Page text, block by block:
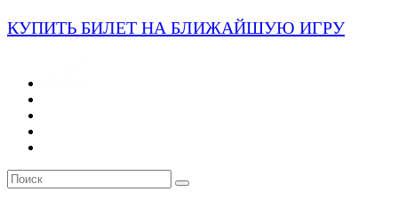
КУПИТЬ БИЛЕТ НА БЛИЖАЙШУЮ ИГРУ